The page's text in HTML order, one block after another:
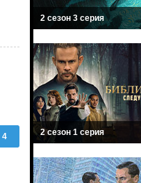
4
2 сезон 3 серия
2 сезон 1 серия